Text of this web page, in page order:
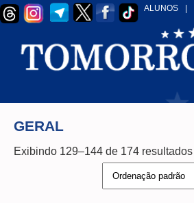
ALUNOS
GERAL
Exibindo 129–144 de 174 resultados